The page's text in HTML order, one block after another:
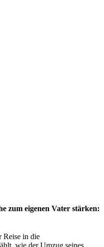
zum eigenen Vater stärken:
Reise in die
wie der Umzug seines